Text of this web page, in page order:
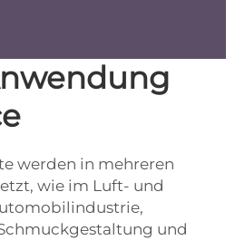
werden in mehreren
wie im Luft- und
und